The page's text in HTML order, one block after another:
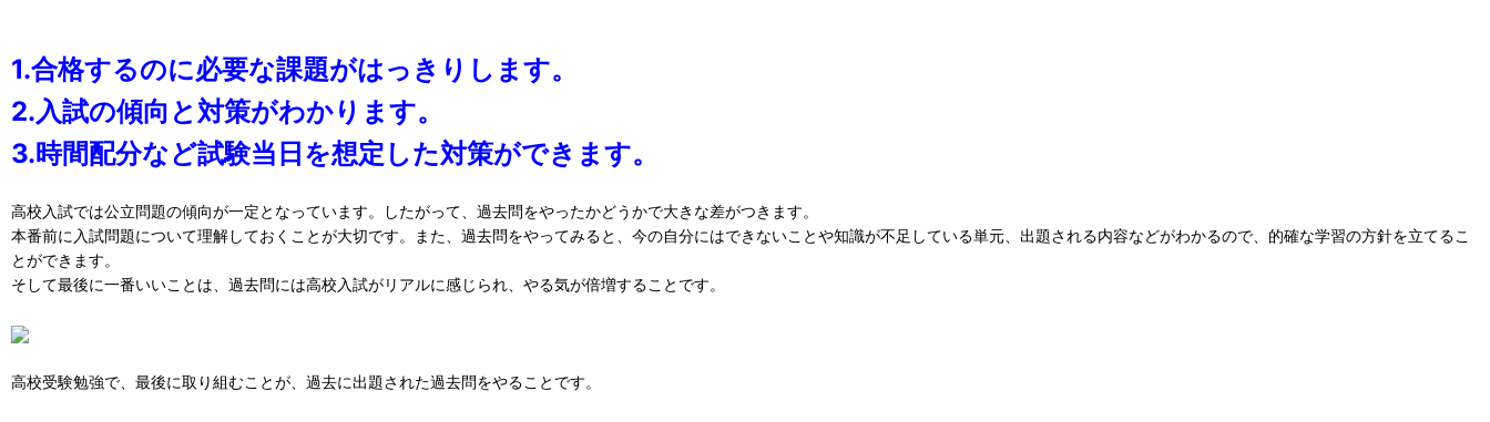
1.合格するのに必要な課題がはっきりします。
2.入試の傾向と対策がわかります。
3.時間配分など試験当日を想定した対策ができます。
高校入試では公立問題の傾向が一定となっています。したがって、過去問をやったかどうかで大きな差がつきます。
本番前に入試問題について理解しておくことが大切です。また、過去問をやってみると、今の自分にはできないことや知識が不足している単元、出題される内容などがわかるので、的確な学習の方針を立てるこ
とができます。
そして最後に一番いいことは、過去問には高校入試がリアルに感じられ、やる気が倍増することです。
高校受験勉強で、最後に取り組むことが、過去に出題された過去問をやることです。